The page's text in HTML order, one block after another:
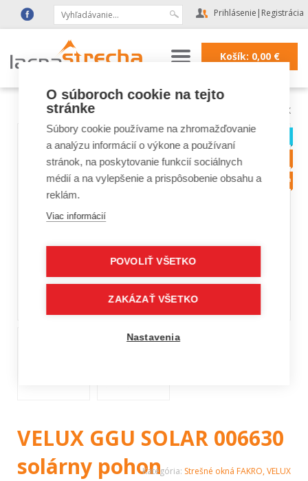
Prihlásenie | Registrácia
Košík: 0,00€
Strešné okná FAKRO, VELUX
VELUX GGU SOLAR 006630
solárny pohonKategória: Strešné okná FAKRO, VELUX
O súboroch cookie na tejto
stránke
Súbory cookie používame na zhromažďovanie
a analýzu informácií o výkone a používaní
stránok, na poskytovanie funkcií sociálnych
médií a na vylepšenie a prispôsobenie obsahu a
reklám.
Viac informácií
POVOLIŤ VŠETKO
ZAKÁZAŤ VŠETKO
Nastavenia